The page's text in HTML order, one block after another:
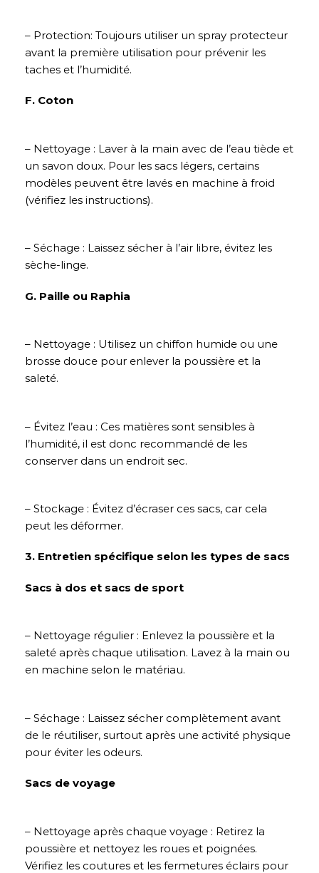
– Protection: Toujours utiliser un spray protecteur
avant la première utilisation pour prévenir les
taches et l’humidité.
F. Coton
– Nettoyage : Laver à la main avec de l’eau tiède et
un savon doux. Pour les sacs légers, certains
modèles peuvent être lavés en machine à froid
(vérifiez les instructions).
– Séchage : Laissez sécher à l’air libre, évitez les
sèche-linge.
G. Paille ou Raphia
– Nettoyage : Utilisez un chiffon humide ou une
brosse douce pour enlever la poussière et la
saleté.
– Évitez l’eau : Ces matières sont sensibles à
l’humidité, il est donc recommandé de les
conserver dans un endroit sec.
– Stockage : Évitez d’écraser ces sacs, car cela
peut les déformer.
3. Entretien spécifique selon les types de sacs
Sacs à dos et sacs de sport
– Nettoyage régulier : Enlevez la poussière et la
saleté après chaque utilisation. Lavez à la main ou
en machine selon le matériau.
– Séchage : Laissez sécher complètement avant
de le réutiliser, surtout après une activité physique
pour éviter les odeurs.
Sacs de voyage
– Nettoyage après chaque voyage : Retirez la
poussière et nettoyez les roues et poignées.
Vérifiez les coutures et les fermetures éclairs pour